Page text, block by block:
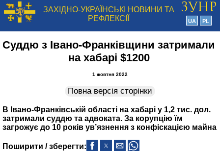
ЗАХІДНО-УКРАЇНСЬКІ НОВИНИ ТА
РЕФЛЕКСІЇ
UA PL
Суддю з Івано-Франківщини затримали
на хабарі $1200
1 жовтня 2022
Повна версія сторінки
В Івано-Франківській області на хабарі у 1,2 тис. дол.
затримали суддю та адвоката. За корупцію їм
загрожує до 10 років ув’язнення з конфіскацією майна
Поширити / зберегти: